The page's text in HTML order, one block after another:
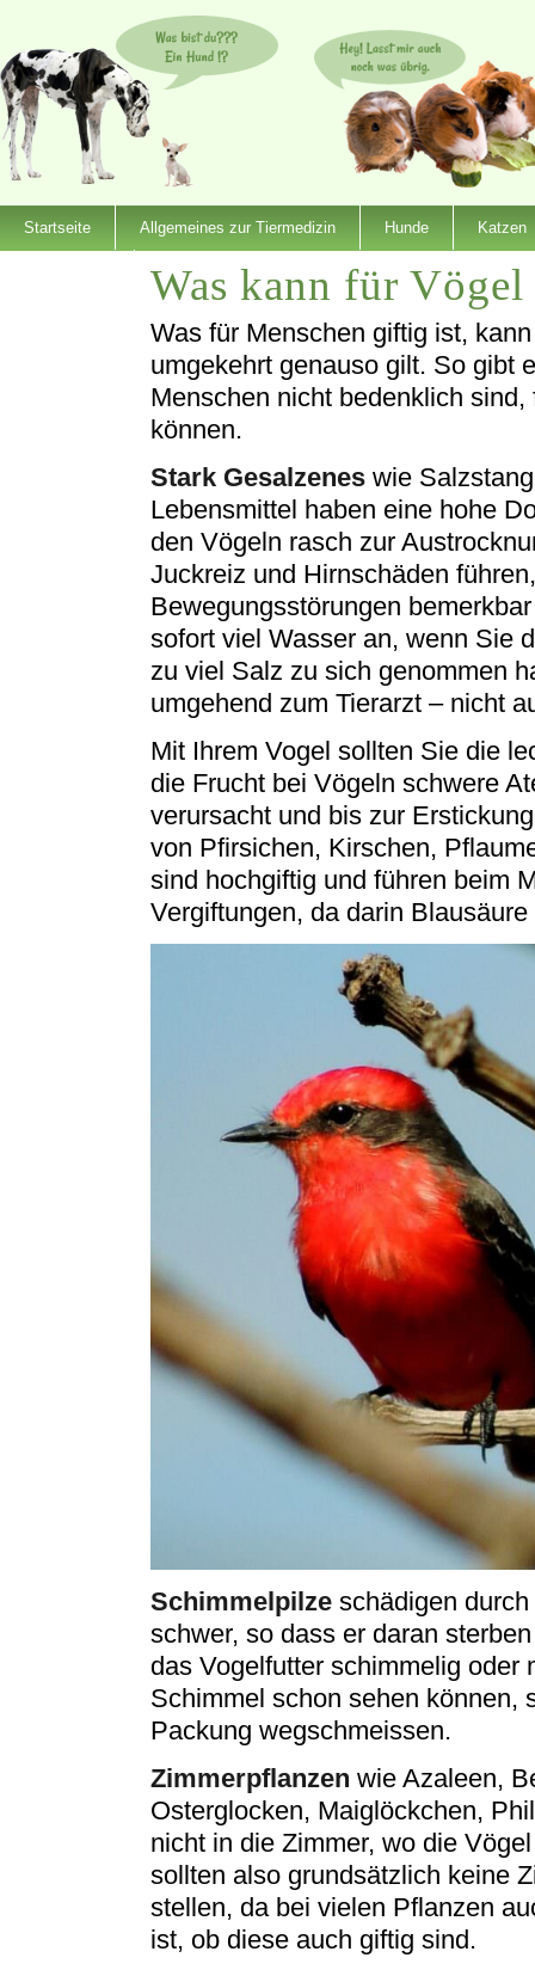
Startseite Allgemeines zur Tiermedizin Hunde Katzen
Was kann für
Was für Menschen giftig ist,
umgekehrt genauso gilt. So gibt
Menschen nicht bedenklich
können.
Stark Gesalzenes wie
Lebensmittel haben eine hohe
den Vögeln rasch zur
Juckreiz und Hirnschäden
Bewegungsstörungen
sofort viel Wasser an, wenn Sie
zu viel Salz zu sich genommen
umgehend zum Tierarzt – nicht
Mit Ihrem Vogel sollten Sie die
die Frucht bei Vögeln schwere
verursacht und bis zur
von Pfirsichen, Kirschen,
sind hochgiftig und führen beim
Vergiftungen, da darin
Schimmelpilze schädigen
schwer, so dass er daran
das Vogelfutter schimmelig oder
Schimmel schon sehen können,
Packung wegschmeissen.
Zimmerpflanzen wie Azaleen,
Osterglocken, Maiglöckchen,
nicht in die Zimmer, wo die
sollten also grundsätzlich keine
stellen, da bei vielen Pflanzen
ist, ob diese auch giftig sind.